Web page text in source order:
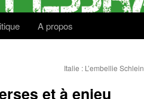
A propos
Italie : L’embellie Schlein
et à enjeu